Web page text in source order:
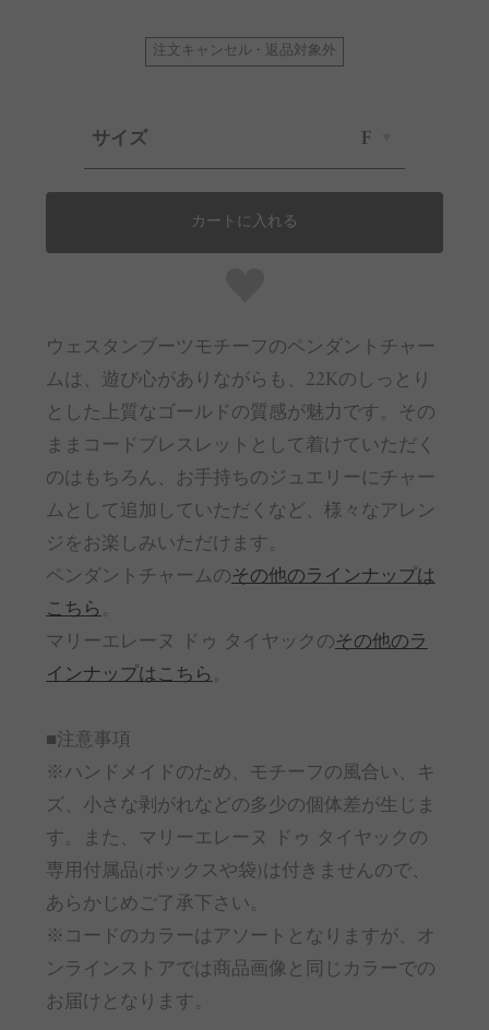
注文キャンセル・返品対象外
サイズ F
カートに入れる
ウェスタンブーツモチーフのペンダントチャー
ムは、遊び心がありながらも、22Kのしっとり
とした上質なゴールドの質感が魅力です。その
ままコードブレスレットとして着けていただく
のはもちろん、お手持ちのジュエリーにチャー
ムとして追加していただくなど、様々なアレン
ジをお楽しみいただけます。
ペンダントチャームのその他のラインナップは
こちら 。
マリーエレーヌ ドゥ タイヤックのその他のラ
インナップはこちら 。
■注意事項
※ハンドメイドのため、モチーフの風合い、キ
ズ、小さな剥がれなどの多少の個体差が生じま
す。また、マリーエレーヌ ドゥ タイヤックの
専用付属品(ボックスや袋)は付きませんので、
あらかじめご了承下さい。
※コードのカラーはアソートとなりますが、オ
ンラインストアでは商品画像と同じカラーでの
お届けとなります。